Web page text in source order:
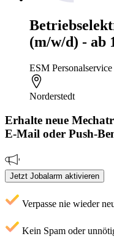
(m/w/d) - ab
ESM
Norderstedt
Erhalte neue
E-Mail oder Push-
Jetzt Jobalarm aktivieren
Verpasse nie wieder
Kein Spam oder